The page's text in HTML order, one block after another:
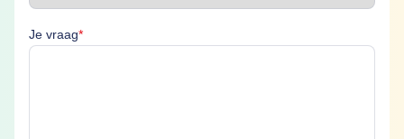
Je vraag*Je vraag is verplicht